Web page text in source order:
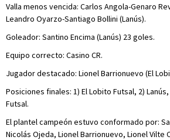
Valla menos vencida: Carlos Angola-Genaro
Leandro Oyarzo-Santiago Bollini (Lanús).
Goleador: Santino Encima (Lanús) 23 goles.
Equipo correcto: Casino CR.
Jugador destacado: Lionel Barrionuevo (El
Posiciones finales: 1) El Lobito Futsal, 2) Lanús,
Futsal.
El plantel campeón estuvo conformado por:
Nicolás Ojeda, Lionel Barrionuevo, Lionel Vilte